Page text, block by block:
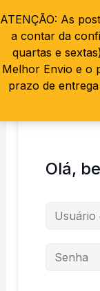
ATENÇÃO: As
a contar da
quartas e
Melhor Envio e o
prazo de
para
conteúdo
Olá,